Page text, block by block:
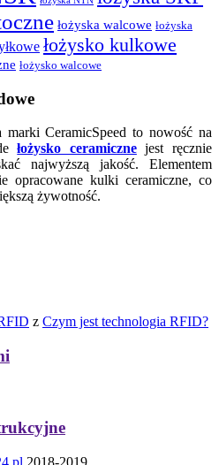
łożyska walcowe łożyska
łożysko kulkowe
łożysko walcowe
marki CeramicSpeed to nowość na
łożysko ceramicznejest ręcznie
najwyższą jakość. Elementem
opracowane kulki ceramiczne, co
żywotność.
z Czym jest technologia RFID?
2018-2019